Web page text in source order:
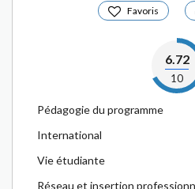
Favoris
6.72
10
Pédagogie du programme
International
Vie étudiante
Réseau et insertion